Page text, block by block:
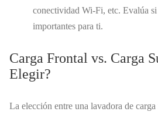
conectividad Wi-Fi, etc. Evalúa si
importantes para ti.
Carga Frontal vs. Carga
Elegir?
La elección entre una lavadora de